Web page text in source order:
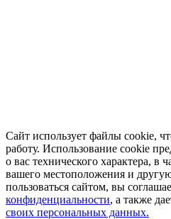
Сайт использует файлы cookie,
работу. Использование cookie
о вас технического характера, в
вашего местоположения и
пользоваться сайтом, вы
конфиденциальности, а также
своих персональных данных.